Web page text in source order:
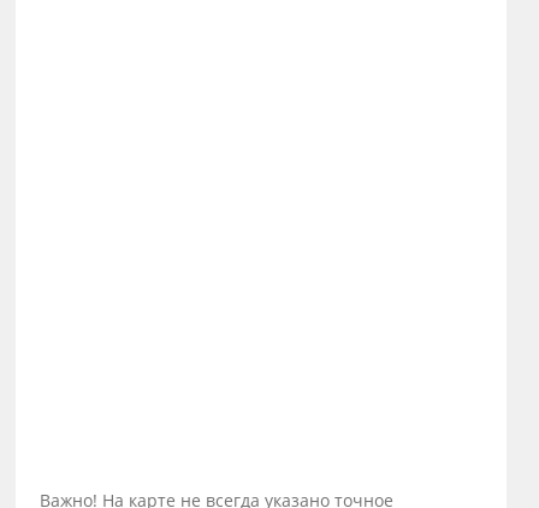
Важно! На карте не всегда указано точное